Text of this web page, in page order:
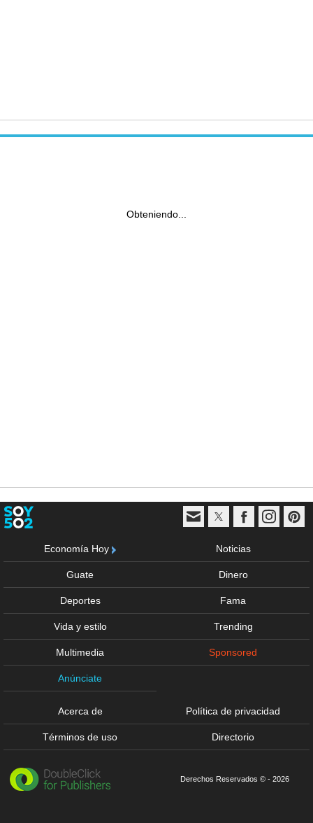
Obteniendo...
Economía Hoy Noticias
Guate Dinero
Deportes Fama
Vida y estilo Trending
Multimedia Sponsored
Anúnciate
Acerca de Política de privacidad
Términos de uso Directorio
Derechos Reservados © - 2026